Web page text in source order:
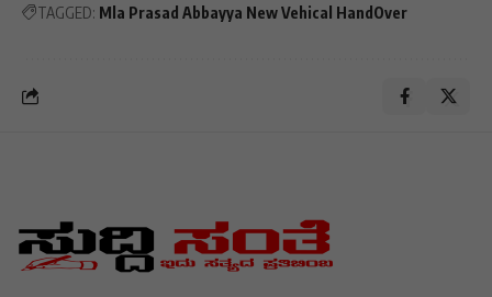
TAGGED: Mla Prasad Abbayya New Vehical HandOver